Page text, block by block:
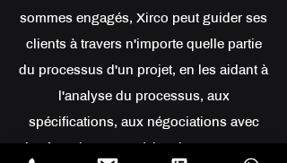
sommes engagés, Xirco peut guider ses
clients à travers n'importe quelle partie
du processus d'un projet, en les aidant à
l'analyse du processus, aux
spécifications, aux négociations avec